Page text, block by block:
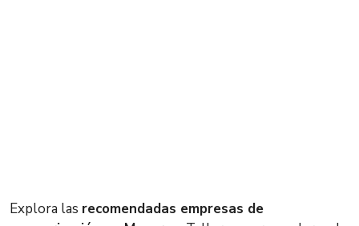
Explora las recomendadas empresas de